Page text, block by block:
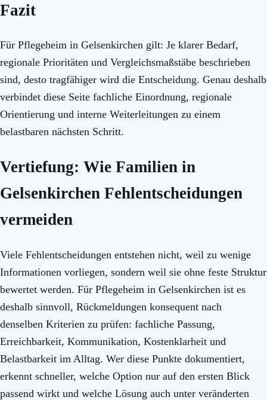
Fazit
Für Pflegeheim in Gelsenkirchen gilt: Je klarer Bedarf,
regionale Prioritäten und Vergleichsmaßstäbe beschrieben
sind, desto tragfähiger wird die Entscheidung. Genau deshalb
verbindet diese Seite fachliche Einordnung, regionale
Orientierung und interne Weiterleitungen zu einem
belastbaren nächsten Schritt.
Vertiefung: Wie Familien in
Gelsenkirchen Fehlentscheidungen
vermeiden
Viele Fehlentscheidungen entstehen nicht, weil zu wenige
Informationen vorliegen, sondern weil sie ohne feste Struktur
bewertet werden. Für Pflegeheim in Gelsenkirchen ist es
deshalb sinnvoll, Rückmeldungen konsequent nach
denselben Kriterien zu prüfen: fachliche Passung,
Erreichbarkeit, Kommunikation, Kostenklarheit und
Belastbarkeit im Alltag. Wer diese Punkte dokumentiert,
erkennt schneller, welche Option nur auf den ersten Blick
passend wirkt und welche Lösung auch unter veränderten